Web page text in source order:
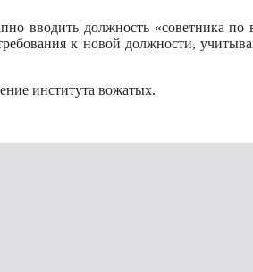
вводить должность «советника
к новой должности,
института вожатых.